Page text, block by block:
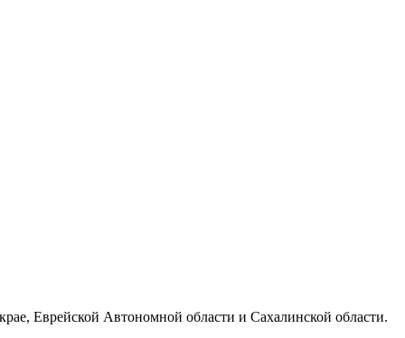
Еврейской Автономной области и Сахалинской области.